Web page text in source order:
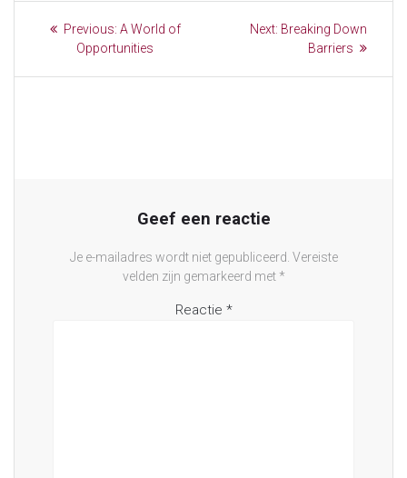
Bericht
navigatie
Previous: Previous
post:
A World of
Opportunities
Next: Next
Breaking Down
Barriers
Geef een reactie
Je e-mailadres wordt niet gepubliceerd. Vereiste
velden zijn gemarkeerd met *
Reactie *